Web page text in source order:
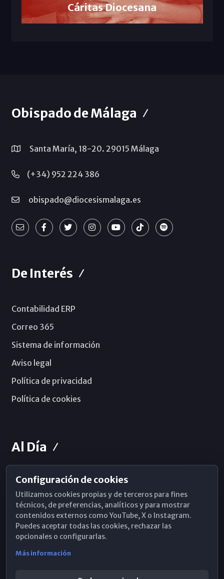
Cáritas Diocesana
Obispado de Málaga
Santa María, 18-20. 29015 Málaga
(+34) 952 224 386
obispado@diocesismalaga.es
De Interés
Contabilidad ERP
Correo 365
Sistema de información
Aviso legal
Política de privacidad
Política de cookies
Al Día
Horarios de Misa
Hemeroteca
WhatsApp
Configuración de cookies
Utilizamos cookies propias y de terceros para fines
técnicos, de preferencias, analíticos y para mostrar
contenidos externos como YouTube, X o Instagram.
Puedes aceptar todas las cookies, rechazar las
opcionales o configurarlas.
Más información